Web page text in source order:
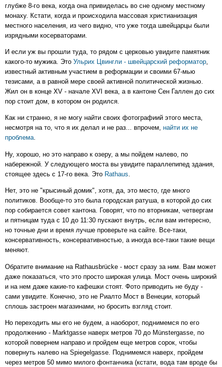
глубже 8-го века, когда она привиделась во сне одному местному
монаху. Кстати, когда и происходила массовая христианизация
местного населения, из чего видно, что уже тогда швейцарцы были
изрядными косерваторами.
И если уж вы прошли туда, то рядом с церковью увидите памятник
какого-то мужика. Это Ульрих Цвингли - швейцарский реформатор,
известный активным участием в реформации и своими 67-мью
тезисами, а в равной мере своей активной политической жизнью.
Жил он в конце XV - начале XVI века, а в кантоне Сен Галлен до сих
пор стоит дом, в котором он родился.
Как ни странно, я не могу найти своих фотографиий этого места,
несмотря на то, что я их делал и не раз... впрочем, найти их не
проблема.
Ну, хорошо, но это направо к озеру, а мы пойдем налево, по
набережной. У следующего моста вы увидите параллепипед здания,
стоящее здесь с 17-го века. Это Rathaus
Нет, это не "крысиный домик", хотя, да, это место, где много
политиков. Вообще-то это была городская ратуша, в которой до сих
пор собирается совет кантона. Говорят, что по вторникам, четвергам
и пятницам туда с 10 до 11:30 пускают внутрь, если вам интересно,
но точные дни и время лучше проверьте на сайте. Все-таки,
консервативность, консервативностью, а иногда все-таки такие вещи
меняют.
Обратите внимание на Rathausbrücke - мост сразу за ним. Вам может
даже показаться, что это просто широкая улица. Мост очень широкий
и на нем даже какие-то кафешки стоят. Фото приводить не буду -
сами увидите. Конечно, это не Риалто Мост в Венеции, который
сплошь застроен магазинами, но бросить взгляд стоит.
Но переходить мы его не будем, а наоборот, поднимемся по его
продолжению - Marktgasse наверх метров 70 до Münstergasse, по
которой повернем направо и пройдем еще метров сорок, чтобы
повернуть налево на Spiegelgasse. Поднимемся наверх, пройдем
через метров 50 мимо милого фонтанчика (кстати, вода там вроде бы